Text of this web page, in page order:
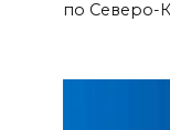
по Северо-